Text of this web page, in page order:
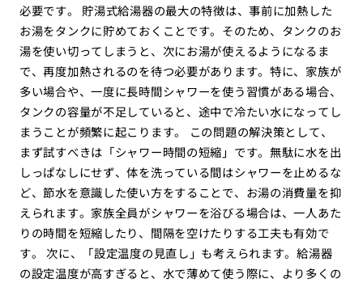
必要です。 貯湯式給湯器の最大の特徴は、事前に加熱した
お湯をタンクに貯めておくことです。そのため、タンクのお
湯を使い切ってしまうと、次にお湯が使えるようになるま
で、再度加熱されるのを待つ必要があります。特に、家族が
多い場合や、一度に長時間シャワーを使う習慣がある場合、
タンクの容量が不足していると、途中で冷たい水になってし
まうことが頻繁に起こります。 この問題の解決策として、
まず試すべきは「シャワー時間の短縮」です。無駄に水を出
しっぱなしにせず、体を洗っている間はシャワーを止めるな
ど、節水を意識した使い方をすることで、お湯の消費量を抑
えられます。家族全員がシャワーを浴びる場合は、一人あた
りの時間を短縮したり、間隔を空けたりする工夫も有効で
す。 次に、「設定温度の見直し」も考えられます。給湯器
の設定温度が高すぎると、水で薄めて使う際に、より多くの